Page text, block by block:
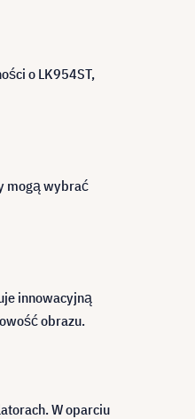
o LK954ST,
mogą wybrać
innowacyjną
obrazu.
W oparciu